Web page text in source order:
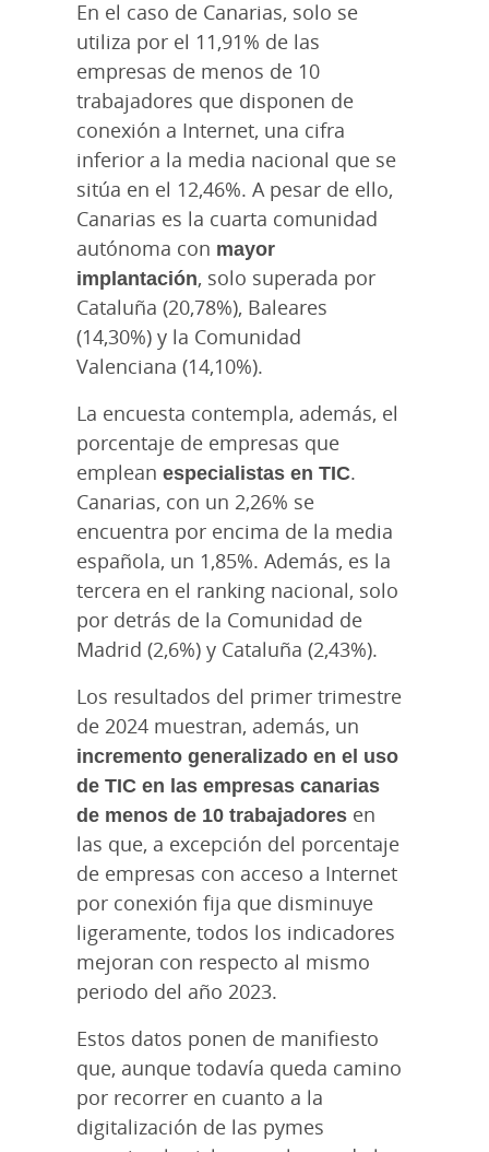
En el caso de Canarias, solo se
utiliza por el 11,91% de las
empresas de menos de 10
trabajadores que disponen de
conexión a Internet, una cifra
inferior a la media nacional que se
sitúa en el 12,46%. A pesar de ello,
Canarias es la cuarta comunidad
autónoma con mayor
implantación, solo superada por
Cataluña (20,78%), Baleares
(14,30%) y la Comunidad
Valenciana (14,10%).
La encuesta contempla, además, el
porcentaje de empresas que
emplean especialistas en TIC.
Canarias, con un 2,26% se
encuentra por encima de la media
española, un 1,85%. Además, es la
tercera en el ranking nacional, solo
por detrás de la Comunidad de
Madrid (2,6%) y Cataluña (2,43%).
Los resultados del primer trimestre
de 2024 muestran, además, un
incremento generalizado en el uso
de TIC en las empresas canarias
de menos de 10 trabajadores en
las que, a excepción del porcentaje
de empresas con acceso a Internet
por conexión fija que disminuye
ligeramente, todos los indicadores
mejoran con respecto al mismo
periodo del año 2023.
Estos datos ponen de manifiesto
que, aunque todavía queda camino
por recorrer en cuanto a la
digitalización de las pymes